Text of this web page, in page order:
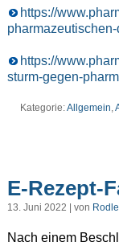
https://
https://
sturm-gegen-
Kategorie:Allgemein,
E-Rezept-
13. Juni 2022 | von
Nach einem